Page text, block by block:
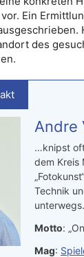
Ein
des
Andre
…knipst
dem Kreis
Technik
Motto:
Mag: